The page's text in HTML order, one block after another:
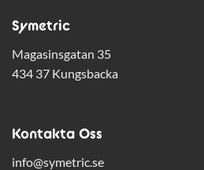
Symetric
Magasinsgatan 35
434 37 Kungsbacka
Kontakta Oss
info@symetric.se